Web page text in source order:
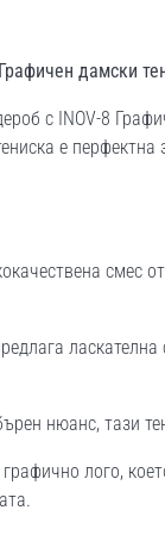
дамски
с INOV-8
е
смес
нюанс, тази
лого,